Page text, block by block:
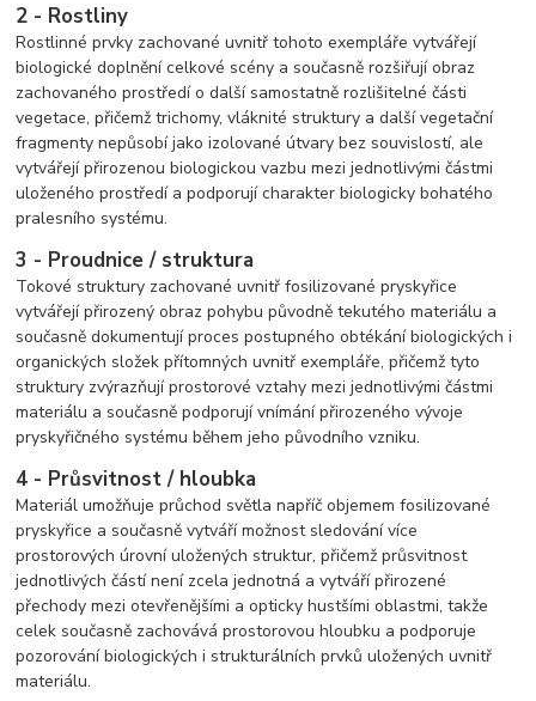
2 - Rostliny
Rostlinné prvky zachované uvnitř tohoto exempláře vytvářejí
biologické doplnění celkové scény a současně rozšiřují obraz
zachovaného prostředí o další samostatně rozlišitelné části
vegetace, přičemž trichomy, vláknité struktury a další vegetační
fragmenty nepůsobí jako izolované útvary bez souvislostí, ale
vytvářejí přirozenou biologickou vazbu mezi jednotlivými částmi
uloženého prostředí a podporují charakter biologicky bohatého
pralesního systému.
3 - Proudnice / struktura
Tokové struktury zachované uvnitř fosilizované pryskyřice
vytvářejí přirozený obraz pohybu původně tekutého materiálu a
současně dokumentují proces postupného obtékání biologických i
organických složek přítomných uvnitř exempláře, přičemž tyto
struktury zvýrazňují prostorové vztahy mezi jednotlivými částmi
materiálu a současně podporují vnímání přirozeného vývoje
pryskyřičného systému během jeho původního vzniku.
4 - Průsvitnost / hloubka
Materiál umožňuje průchod světla napříč objemem fosilizované
pryskyřice a současně vytváří možnost sledování více
prostorových úrovní uložených struktur, přičemž průsvitnost
jednotlivých částí není zcela jednotná a vytváří přirozené
přechody mezi otevřenějšími a opticky hustšími oblastmi, takže
celek současně zachovává prostorovou hloubku a podporuje
pozorování biologických i strukturálních prvků uložených uvnitř
materiálu.